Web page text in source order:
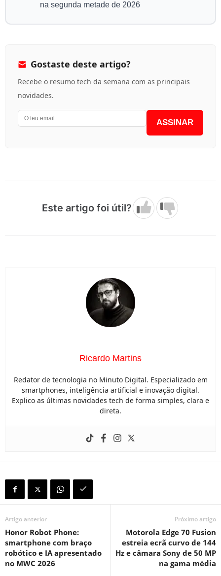
na segunda metade de 2026
Gostaste deste artigo?
Recebe o resumo tech da semana com as principais
novidades.
ASSINAR
Este artigo foi útil?
Ricardo Martins
Redator de tecnologia no Minuto Digital. Especializado em
smartphones, inteligência artificial e inovação digital.
Explico as últimas novidades tech de forma simples, clara e
direta.
Artigo anterior
Honor Robot Phone:
smartphone com braço
robótico e IA apresentado
no MWC 2026
Próximo artigo
Motorola Edge 70 Fusion
estreia ecrã curvo de 144
Hz e câmara Sony de 50 MP
na gama média